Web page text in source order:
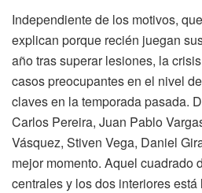
Independiente de los motivos,
explican porque recién juegan
año tras superar lesiones, la
casos preocupantes en el nivel
claves en la temporada pasada.
Carlos Pereira, Juan Pablo
Vásquez, Stiven Vega, Daniel
mejor momento. Aquel cuadrado
centrales y los dos interiores